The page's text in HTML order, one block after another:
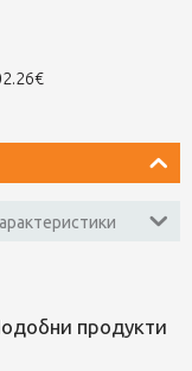
продукти